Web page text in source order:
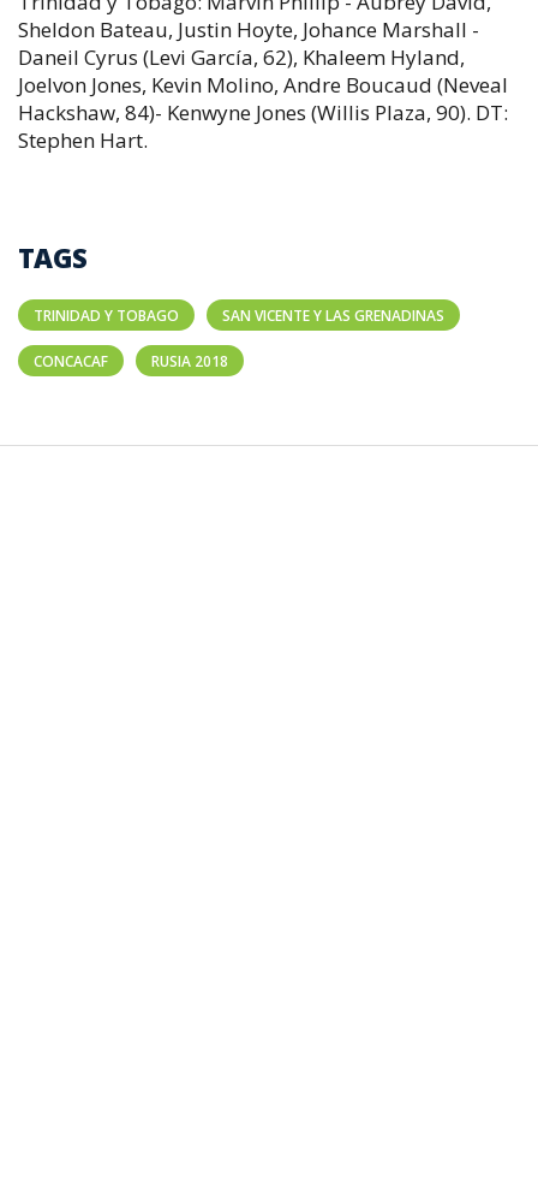
Sheldon Bateau, Justin Hoyte, Johance Marshall -
Daneil Cyrus (Levi García, 62), Khaleem Hyland,
Joelvon Jones, Kevin Molino, Andre Boucaud (Neveal
Hackshaw, 84)- Kenwyne Jones (Willis Plaza, 90). DT:
Stephen Hart.
TAGS
TRINIDAD Y TOBAGO SAN VICENTE Y LAS GRENADINAS
CONCACAF RUSIA 2018